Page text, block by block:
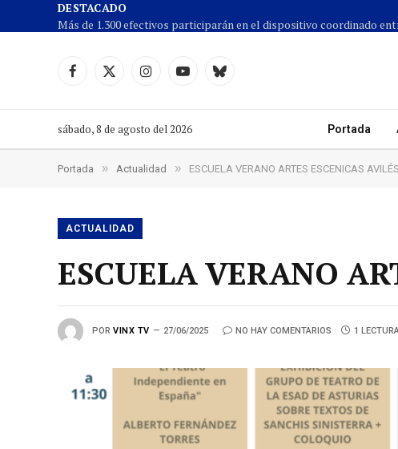
DESTACADO
Facebook
X
InstagramYouTubeCielo
sábado, 8 de agosto del 2026 Portada
Portada » Actualidad » ESCUELA VERANO ARTES ESCENICAS AVILÉS
ACTUALIDAD
ESCUELA VERANO
POR VINX TV 27/06/2025 NO HAY COMENTARIOS 1